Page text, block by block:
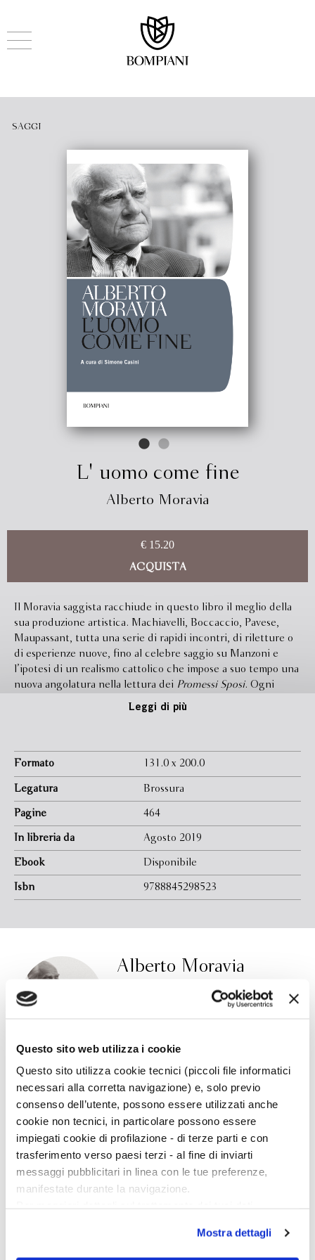
Questo sito web utilizza i cookie
Questo sito utilizza cookie tecnici (piccoli file informatici
necessari alla corretta navigazione) e, solo previo
consenso dell’utente, possono essere utilizzati anche
cookie non tecnici, in particolare possono essere
impiegati cookie di profilazione - di terze parti e con
trasferimento verso paesi terzi - al fine di inviarti
messaggi pubblicitari in linea con le tue preferenze,
manifestate durante la navigazione.
scelte privacy sui cookie, ti invitiamo a prendere visione
dell’informativa cookie.
Mostra dettagli
SAGGI
L' uomo come fine
Alberto Moravia
€ 15.20
ACQUISTA
Il Moravia saggista racchiude in questo libro il meglio della
sua produzione artistica. Machiavelli, Boccaccio, Pavese,
Maupassant, tutta una serie di rapidi incontri, di riletture o
di esperienze nuove, fino al celebre saggio su Manzoni e
l’ipotesi di un realismo cattolico che impose a suo tempo una
nuova angolatura nella lettura dei Promessi Sposi. Ogni
lettura o rilettura chiarisce anche gli aspetti più oscuri del
pensiero totalizzante, sia esso di carattere religioso, politico
etico o scientifico. Nelle parole stesse dell’autoreL’uomo
come fine
“è una difesa dell’umanesimo in un momento in
cui l’antiumanesimo è in voga. Ora, la letteratura è per sua
natura umanistica. Ogni difesa dell’umanesimo è dunque
una difesa della letteratura.”
Leggi di più
Formato 131.0 x 200.0
Legatura Brossura
Pagine 464
In libreria da Agosto 2019
Ebook Disponibile
Isbn 9788845298523
Alberto Moravia
Alberto Pincherle Moravia (Roma, 1907 – 1990), è
stato scrittore, giornalista, saggista, reporter di
viaggio e drammaturgo. È uno dei più importanti
romanzieri italiani del XX secolo. Collaborò con
giornali come La stampa,Corriere della serae
L’Espresso. Tra i suoi libri più noti e tradotti in
tutto il mondoGli indifferenti ,La ciociara,La
romana,Racconti romanieLa noia
La ciociaradi Vittorio De
Sica,Il disprezzodi Jean-Luc Godard eIl